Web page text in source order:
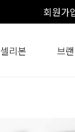
회원가
셀리본 브